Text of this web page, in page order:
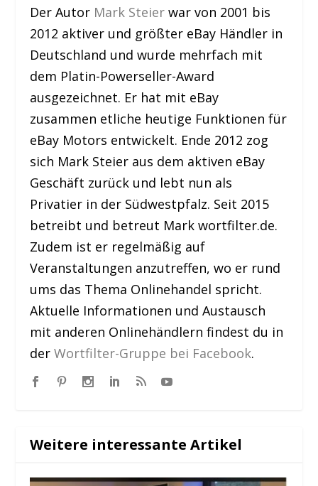
Der Autor Mark Steier war von 2001 bis
2012 aktiver und größter eBay Händler in
Deutschland und wurde mehrfach mit
dem Platin-Powerseller-Award
ausgezeichnet. Er hat mit eBay
zusammen etliche heutige Funktionen für
eBay Motors entwickelt. Ende 2012 zog
sich Mark Steier aus dem aktiven eBay
Geschäft zurück und lebt nun als
Privatier in der Südwestpfalz. Seit 2015
betreibt und betreut Mark wortfilter.de.
Zudem ist er regelmäßig auf
Veranstaltungen anzutreffen, wo er rund
ums das Thema Onlinehandel spricht.
Aktuelle Informationen und Austausch
mit anderen Onlinehändlern findest du in
derWortfilter-Gruppe bei Facebook.
Weitere interessante Artikel